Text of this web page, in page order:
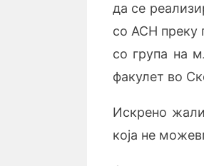
да се
со АСН преку
со група на
факулет во
Искрено
која не